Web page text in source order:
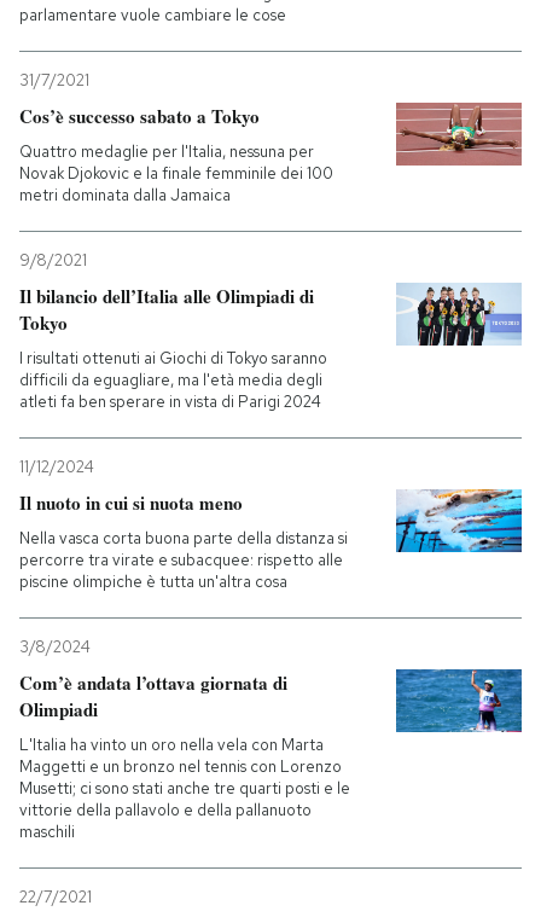
parlamentare vuole cambiare le cose
31/7/2021
Cos’è successo sabato a Tokyo
Quattro medaglie per l'Italia, nessuna per
Novak Djokovic e la finale femminile dei 100
metri dominata dalla Jamaica
9/8/2021
Il bilancio dell’Italia alle Olimpiadi di
Tokyo
I risultati ottenuti ai Giochi di Tokyo saranno
difficili da eguagliare, ma l'età media degli
atleti fa ben sperare in vista di Parigi 2024
11/12/2024
Il nuoto in cui si nuota meno
Nella vasca corta buona parte della distanza si
percorre tra virate e subacquee: rispetto alle
piscine olimpiche è tutta un'altra cosa
3/8/2024
Com’è andata l’ottava giornata di
Olimpiadi
L'Italia ha vinto un oro nella vela con Marta
Maggetti e un bronzo nel tennis con Lorenzo
Musetti; ci sono stati anche tre quarti posti e le
vittorie della pallavolo e della pallanuoto
maschili
22/7/2021